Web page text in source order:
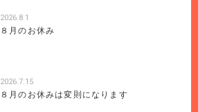
2026.8.1
８月のお休み
2026.7.15
８月のお休みは変則になります